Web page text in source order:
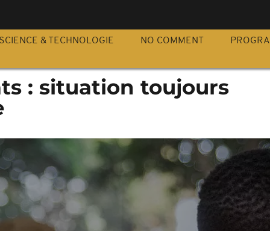
& TECHNOLOGIE NO COMMENT
: situation toujours